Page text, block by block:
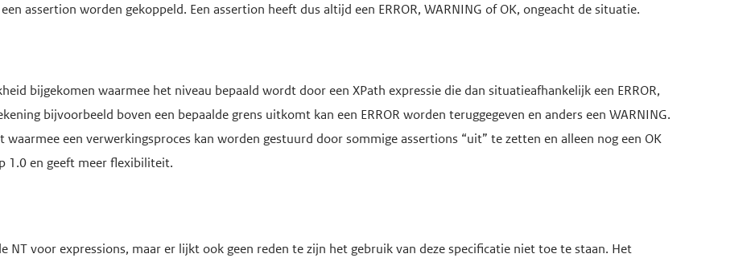
assertion worden gekoppeld. Een assertion heeft dus altijd een ERROR, WARNING of OK, ongeacht de situatie.
bijgekomen waarmee het niveau bepaald wordt door een XPath expressie die dan situatieafhankelijk een ERROR,
bijvoorbeeld boven een bepaalde grens uitkomt kan een ERROR worden teruggegeven en anders een WARNING.
een verwerkingsproces kan worden gestuurd door sommige assertions “uit” te zetten en alleen nog een OK
1.0 en geeft meer flexibiliteit.
NT voor expressions, maar er lijkt ook geen reden te zijn het gebruik van deze specificatie niet toe te staan. Het